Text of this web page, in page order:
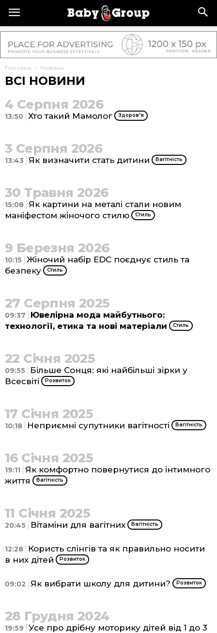
Головна Новини
ВСІ НОВИНИ
4 Серпня 2026
13:50 Хто такий Мамолог Здоров'я
3 Серпня 2026
13:43 Як визначити стать дитини Вагітність
30 Травня 2026
15:08
Як картини на металі стали новим
маніфестом жіночого стилю
Стиль
9 Березня 2026
10:15
Жіночий набір EDC поєднує стиль та
безпеку
Стиль
27 Серпня 2025
09:37
Ювелірна мода майбутнього:
технології, етика та нові матеріали
Стиль
22 Січня 2025
09:55
Більше Сонця: які найбільші зірки у
Всесвіті
Розвиток
17 Січня 2025
10:18 Неприємні супутники вагітності Вагітність
16 Січня 2025
19:11
Як комфортно повернутися до інтимного
життя
Вагітність
11 Січня 2025
20:45 Вітаміни для вагітних Вагітність
12:28
Користь слінгів та як правильно носити
в них дітей
Розвиток
09:02 Як вибрати школу для дитини? Розвиток
28 Грудня 2024
19:59
Усе про дрібну моторику дітей від 1 до 3